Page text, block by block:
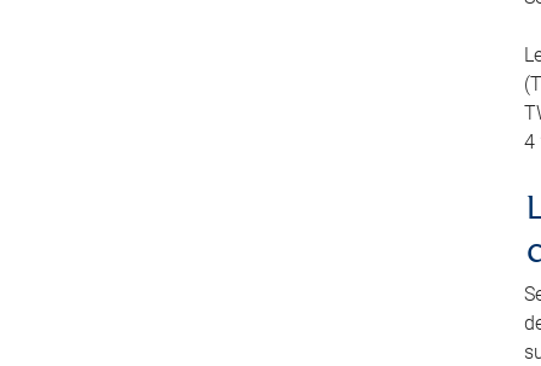
4